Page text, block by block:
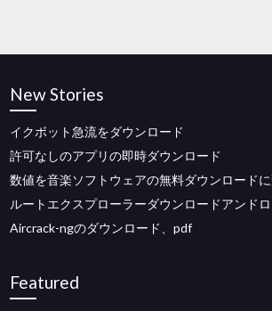
New Stories
イクボット急流をダウンロード
許可なしのアプリの即時ダウンロード
数値を音楽ソフトウェアの無料ダウンロード
ルートエクスプローラーダウンロードアンド
Aircrack-ngのダウンロード、pdf
Featured